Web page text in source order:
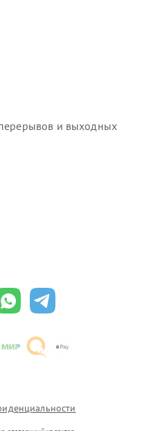
и выходных